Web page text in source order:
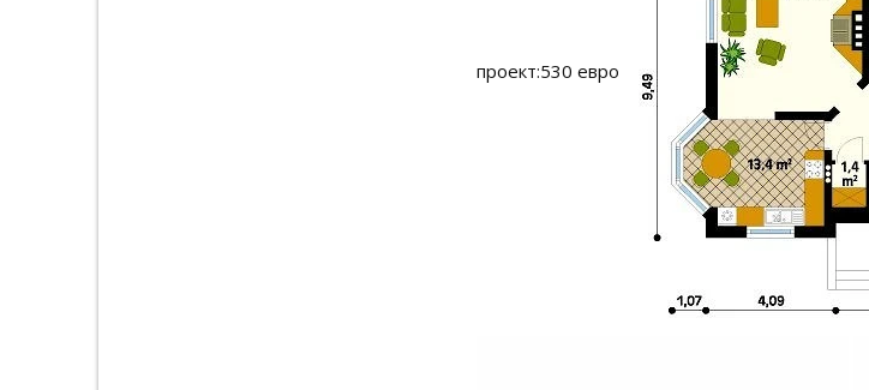
проект:530 евро